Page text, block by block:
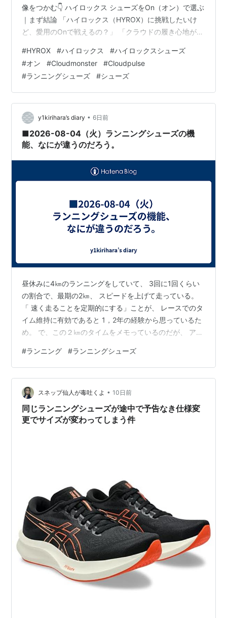
像をつかむ👇 ハイロックス シューズをOn（オン）で選ぶ
｜まず結論 「ハイロックス（HYROX）に挑戦したいけ
ど、愛用のOnで戦えるの？」 「クラウドの履き心地が好
に正直なところをお伝えします。HYROXの公式シューズ
パートナーはPUMAであり、 グリップだけで選ぶならOn
は"本命"ではありません。 それでも、普段からOnで走っ
ていて足が出来ている人にとっては、 無理にブランドを
変えるより、Onの中で「ラン性能」と「安定性」のバラ
ンスが取…
#HYROX #ハイロックス #ハイロックスシューズ
#オン #Cloudmonster #Cloudpulse
#ランニングシューズ #シューズ
y1kirihara’s diary • 6日前
■2026-08-04（火）ランニングシューズの機
能、なにが違うのだろう。
昼休みに4㎞のランニングをしていて、 3回に1回くらい
の割合で、最期の2㎞、 スピードを上げて走っている。
「 速く走ることを定期的にする」ことが、 レースでのタ
イム維持に有効であると 1，2年の経験から思っているた
め。 で、この２㎞のタイムをメモっているのだが、 アシ
（これはレース用として、使用頻度は低くしている） で
走るタイムが、他の練習シューズである 「アルトラ リベ
ラ２」、「アンダーアーマー ソニック５」 で走るタイム
より、だいぶいい。 まあ、マジックスピード４が、新し
いシューズで、 一方、後の2足は、走行距離が、もう
1850㎞超。 …
#ランニング #ランニングシューズ
スネップ仙人が毒吐くよ • 10日前
同じランニングシューズが途中で予告なき仕様変
更でサイズが変わってしまう件